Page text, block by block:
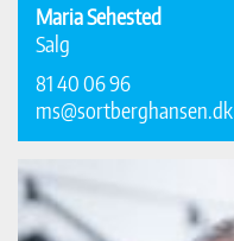
Maria Sehested
Salg
81 40 06 96
ms@sortberghansen.dk